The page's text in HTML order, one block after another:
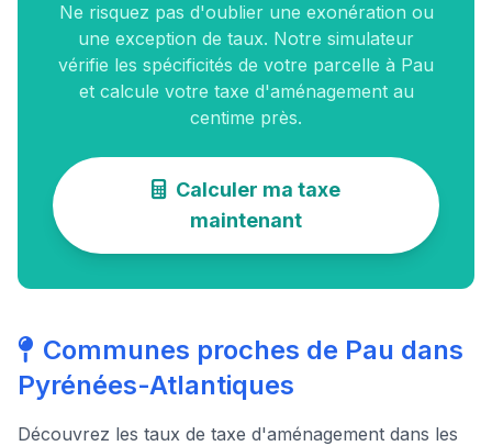
Ne risquez pas d'oublier une exonération ou
une exception de taux. Notre simulateur
vérifie les spécificités de votre parcelle à Pau
et calcule votre taxe d'aménagement au
centime près.
Calculer ma taxe
maintenant
Communes proches de Pau dans
Pyrénées-Atlantiques
Découvrez les taux de taxe d'aménagement dans les